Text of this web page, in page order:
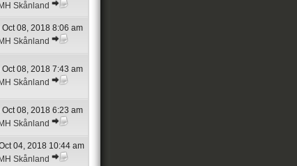
MH Skånland
Oct 08, 2018 8:06 am
MH Skånland
Oct 08, 2018 7:43 am
MH Skånland
Oct 08, 2018 6:23 am
MH Skånland
04, 2018 10:44 am
MH Skånland